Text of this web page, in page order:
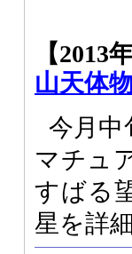
【2013
山天体
今月中
マチュ
すばる
星を詳